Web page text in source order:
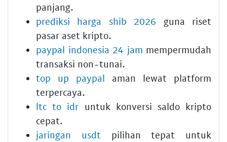
panjang.
prediksi harga shib 2026 guna riset
pasar aset kripto.
paypal indonesia 24 jam mempermudah
transaksi non-tunai.
top up paypal aman lewat platform
terpercaya.
ltc to idr untuk konversi saldo kripto
cepat.
jaringan usdt pilihan tepat untuk